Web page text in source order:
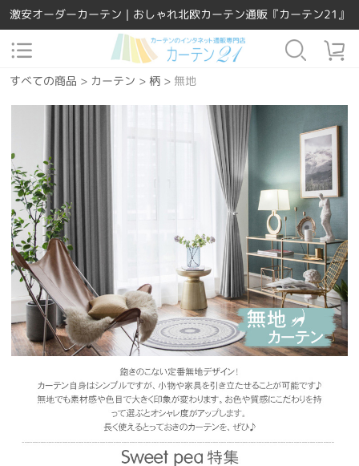
激安オーダーカーテン｜おしゃれ北欧カーテン通販『カーテン21』
すべての商品 > カーテン > 柄> 無地